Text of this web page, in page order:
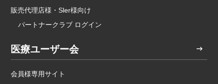
販売代理店様・Sler様向け
パートナークラブ ログイン
医療ユーザー会
会員様専用サイト